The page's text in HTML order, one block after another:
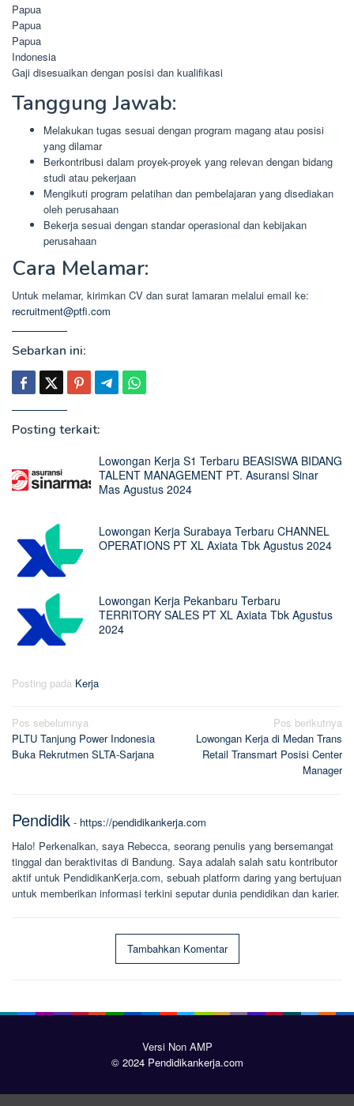
Papua
Papua
Papua
Indonesia
Gaji disesuaikan dengan posisi dan kualifikasi
Tanggung Jawab:
Melakukan tugas sesuai dengan program magang atau posisi
yang dilamar
Berkontribusi dalam proyek-proyek yang relevan dengan bidang
studi atau pekerjaan
Mengikuti program pelatihan dan pembelajaran yang disediakan
oleh perusahaan
Bekerja sesuai dengan standar operasional dan kebijakan
perusahaan
Cara Melamar:
Untuk melamar, kirimkan CV dan surat lamaran melalui email ke:
recruitment@ptfi.com
Sebarkan ini:
Posting terkait:
Lowongan Kerja S1 Terbaru BEASISWA BIDANG
TALENT MANAGEMENT PT. Asuransi Sinar
Mas Agustus 2024
Lowongan Kerja Surabaya Terbaru CHANNEL
OPERATIONS PT XL Axiata Tbk Agustus 2024
Lowongan Kerja Pekanbaru Terbaru
TERRITORY SALES PT XL Axiata Tbk Agustus
2024
Posting pada Kerja
Navigasi
pos
Pos sebelumnya
PLTU Tanjung Power Indonesia
Buka Rekrutmen SLTA-Sarjana
Pos berikutnya
Lowongan Kerja di Medan Trans
Retail Transmart Posisi Center
Manager
Pendidik - https://pendidikankerja.com
Halo! Perkenalkan, saya Rebecca, seorang penulis yang bersemangat
tinggal dan beraktivitas di Bandung. Saya adalah salah satu kontributor
aktif untuk PendidikanKerja.com, sebuah platform daring yang bertujuan
untuk memberikan informasi terkini seputar dunia pendidikan dan karier.
Tambahkan Komentar
Versi Non AMP
© 2024 Pendidikankerja.com